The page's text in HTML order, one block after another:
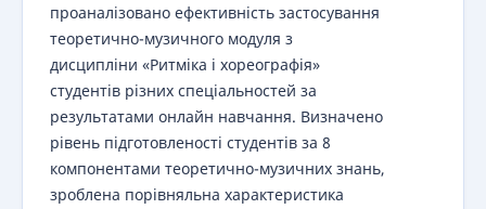
проаналізовано ефективність застосування
теоретично-музичного модуля з
дисципліни «Ритміка і хореографія»
студентів різних спеціальностей за
результатами онлайн навчання. Визначено
рівень підготовленості студентів за 8
компонентами теоретично-музичних знань,
зроблена порівняльна характеристика